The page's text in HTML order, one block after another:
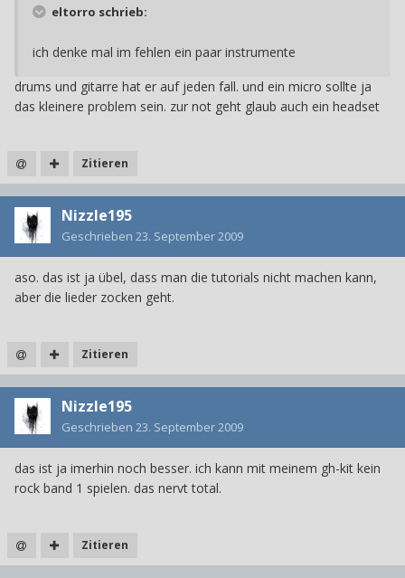
eltorro schrieb:
ich denke mal im fehlen ein paar instrumente
drums und gitarre hat er auf jeden fall. und ein micro sollte ja
das kleinere problem sein. zur not geht glaub auch ein headset
Zitieren
Nizzle195
Geschrieben 23. September 2009
aso. das ist ja übel, dass man die tutorials nicht machen kann,
aber die lieder zocken geht.
Zitieren
Nizzle195
Geschrieben 23. September 2009
das ist ja imerhin noch besser. ich kann mit meinem gh-kit kein
rock band 1 spielen. das nervt total.
Zitieren